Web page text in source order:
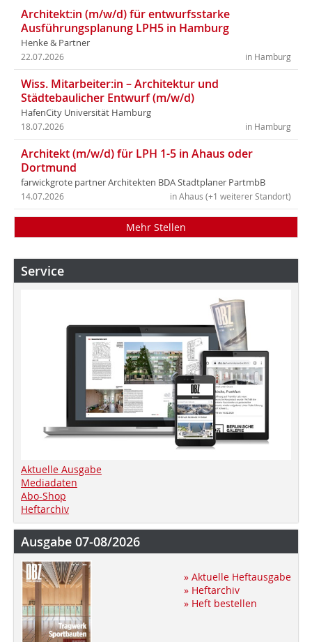
Architekt:in (m/w/d) für entwurfsstarke
Ausführungsplanung LPH5 in Hamburg
Henke & Partner
in Hamburg
22.07.2026
Wiss. Mitarbeiter:in – Architektur und
Städtebaulicher Entwurf (m/w/d)
HafenCity Universität Hamburg
in Hamburg
18.07.2026
Architekt (m/w/d) für LPH 1-5 in Ahaus oder
Dortmund
farwickgrote partner Architekten BDA Stadtplaner PartmbB
in Ahaus (+1 weiterer Standort)
14.07.2026
Mehr Stellen
Service
Aktuelle Ausgabe
Mediadaten
Abo-Shop
Heftarchiv
Ausgabe 07-08/2026
» Aktuelle Heftausgabe
» Heftarchiv
» Heft bestellen